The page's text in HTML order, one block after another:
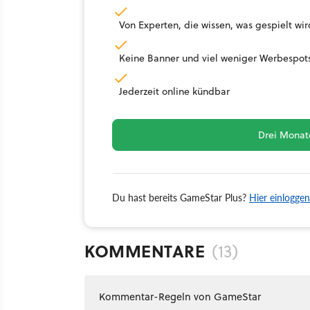
Von Experten, die wissen, was gespielt
Keine Banner und viel weniger
Jederzeit online kündbar
Drei
Du hast bereits GameStar Plus? Hier
KOMMENTARE (13)
Kommentar-Regeln von GameStar